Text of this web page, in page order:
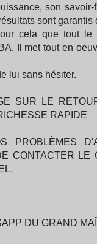
son savoir-
sont garantis
cela que tout le
Il met tout en
lui sans hésiter.
SUR LE
RAPIDE
PROBLÈMES
CONTACTER LE
DU GRAND